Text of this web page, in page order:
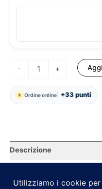
- +
★ Ordine online +33 punti
Descrizione
grigliate, melanzane